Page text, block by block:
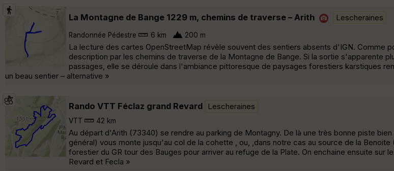
La Montagne de Bange 1229 m, chemins de traverse – Arith Lescheraines
Randonnée Pédestre 6 km 200 m
La lecture des cartes OpenStreetMap révèle souvent des sentiers absents d'IGN. Comme
description par les chemins de traverse de la Montagne de Bange. Si la sortie s'apparente
passages, elle se déroule dans l'ambiance pittoresque de paysages forestiers karstiques
un beau sentier – alternative »
Rando VTT Féclaz grand Revard Lescheraines
VTT 42 km
Au départ d'Arith (73340) se rendre au parking de Montagny. De là une très bonne piste
général) vous monte jusqu'au col de la cohette , ou, ,dans notre cas au source de la Benoite
forestier du GR tour des Bauges pour arriver au refuge de la Plate. On enchaine ensuite sur
Revard et Fecla »